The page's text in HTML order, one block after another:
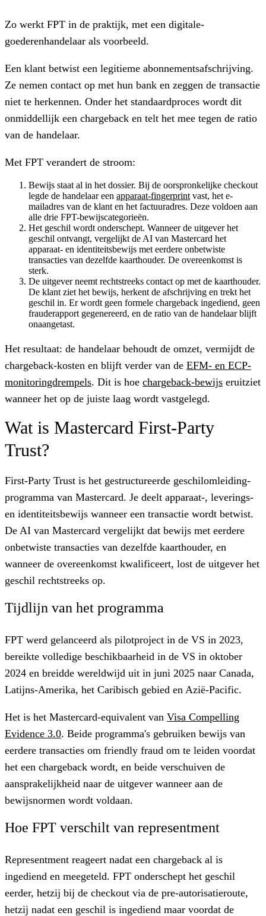
Zo werkt FPT in de praktijk, met een digitale-
goederenhandelaar als voorbeeld.
Een klant betwist een legitieme abonnementsafschrijving.
Ze nemen contact op met hun bank en zeggen de transactie
niet te herkennen. Onder het standaardproces wordt dit
onmiddellijk een chargeback en telt het mee tegen de ratio
van de handelaar.
Met FPT verandert de stroom:
Bewijs staat al in het dossier. Bij de oorspronkelijke checkout
legde de handelaar een apparaat-fingerprint vast, het e-
mailadres van de klant en het factuuradres. Deze voldoen aan
alle drie FPT-bewijscategorieën.
Het geschil wordt onderschept. Wanneer de uitgever het
geschil ontvangt, vergelijkt de AI van Mastercard het
apparaat- en identiteitsbewijs met eerdere onbetwiste
transacties van dezelfde kaarthouder. De overeenkomst is
sterk.
De uitgever neemt rechtstreeks contact op met de kaarthouder.
De klant ziet het bewijs, herkent de afschrijving en trekt het
geschil in. Er wordt geen formele chargeback ingediend, geen
frauderapport gegenereerd, en de ratio van de handelaar blijft
onaangetast.
Het resultaat: de handelaar behoudt de omzet, vermijdt de
chargeback-kosten en blijft verder van de EFM- en ECP-
monitoringdrempels. Dit is hoe chargeback-bewijs eruitziet
wanneer het op de juiste laag wordt vastgelegd.
Wat is Mastercard First-Party
Trust?
First-Party Trust is het gestructureerde geschilomleiding-
programma van Mastercard. Je deelt apparaat-, leverings-
en identiteitsbewijs wanneer een transactie wordt betwist.
De AI van Mastercard vergelijkt dat bewijs met eerdere
onbetwiste transacties van dezelfde kaarthouder, en
wanneer de overeenkomst kwalificeert, lost de uitgever het
geschil rechtstreeks op.
Tijdlijn van het programma
FPT werd gelanceerd als pilotproject in de VS in 2023,
bereikte volledige beschikbaarheid in de VS in oktober
2024 en breidde wereldwijd uit in juni 2025 naar Canada,
Latijns-Amerika, het Caribisch gebied en Azië-Pacific.
Het is het Mastercard-equivalent van Visa Compelling
Evidence 3.0. Beide programma's gebruiken bewijs van
eerdere transacties om friendly fraud om te leiden voordat
het een chargeback wordt, en beide verschuiven de
aansprakelijkheid naar de uitgever wanneer aan de
bewijsnormen wordt voldaan.
Hoe FPT verschilt van representment
Representment reageert nadat een chargeback al is
ingediend en meegeteld. FPT onderschept het geschil
eerder, hetzij bij de checkout via de pre-autorisatieroute,
hetzij nadat een geschil is ingediend maar voordat de